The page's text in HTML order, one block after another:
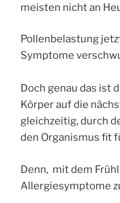
meisten nicht an
Pollenbelastung
Symptome
Doch genau das ist
Körper auf die
gleichzeitig, durch
den Organismus fit
Denn, mit dem
Allergiesymptome